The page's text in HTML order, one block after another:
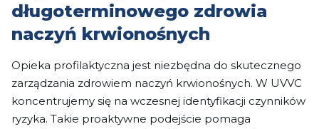
długoterminowego zdrowia
naczyń krwionośnych
Opieka profilaktyczna jest niezbędna do skutecznego
zarządzania zdrowiem naczyń krwionośnych. W UVVC
koncentrujemy się na wczesnej identyfikacji czynników
ryzyka. Takie proaktywne podejście pomaga